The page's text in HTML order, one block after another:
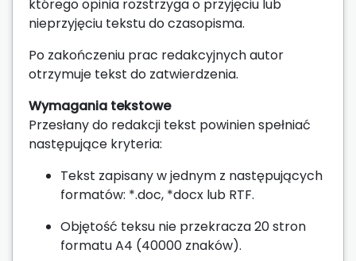
którego opinia rozstrzyga o przyjęciu lub
nieprzyjęciu tekstu do czasopisma.
Po zakończeniu prac redakcyjnych autor
otrzymuje tekst do zatwierdzenia.
Wymagania tekstowe
Przesłany do redakcji tekst powinien spełniać
następujące kryteria:
Tekst zapisany w jednym z następujących
formatów: *.doc, *docx lub RTF.
Objętość teksu nie przekracza 20 stron
formatu A4 (40000 znaków).